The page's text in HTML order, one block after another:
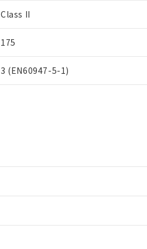
Class II
175
3 (EN60947-5-1)